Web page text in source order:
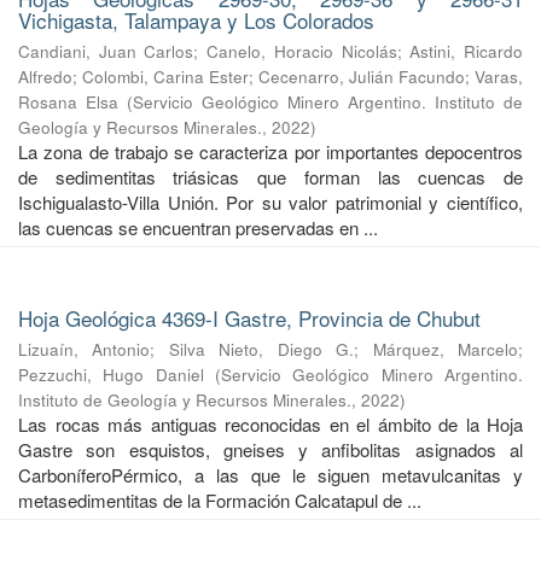
Vichigasta, Talampaya y Los Colorados
Candiani, Juan Carlos;Canelo, Horacio Nicolás;Astini, Ricardo
Alfredo; Colombi, Carina Ester; Cecenarro, Julián Facundo; Varas,
Rosana Elsa (Servicio Geológico Minero Argentino. Instituto de
Geología y Recursos Minerales., 2022)
La zona de trabajo se caracteriza por importantes depocentros
de sedimentitas triásicas que forman las cuencas de
Ischigualasto-Villa Unión. Por su valor patrimonial y cientíﬁco,
las cuencas se encuentran preservadas en ...
Hoja Geológica 4369-I Gastre, Provincia de Chubut
Lizuaín, Antonio; Silva Nieto, Diego G.; Márquez, Marcelo;
Pezzuchi, Hugo Daniel (Servicio Geológico Minero Argentino.
Instituto de Geología y Recursos Minerales., 2022)
Las rocas más antiguas reconocidas en el ámbito de la Hoja
Gastre son esquistos, gneises y anfibolitas asignados al
CarboníferoPérmico, a las que le siguen metavulcanitas y
metasedimentitas de la Formación Calcatapul de ...